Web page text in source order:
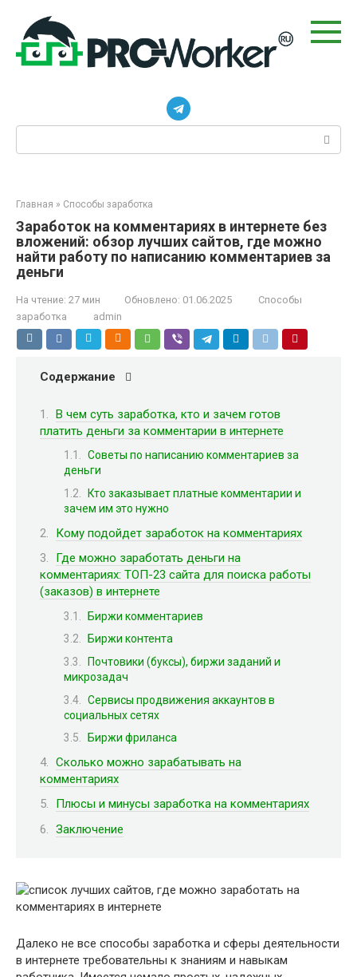
контенту
Главная » Способы заработка
Заработок на комментариях в интернете без
вложений: обзор лучших сайтов, где можно
найти работу по написанию комментариев за
деньги
На чтение: 27 мин Обновлено: 01.06.2025
Способы
заработка
admin
Содержание
В чем суть заработка, кто и зачем готов
платить деньги за комментарии в интернете
Советы по написанию комментариев за
деньги
Кто заказывает платные комментарии и
зачем им это нужно
Кому подойдет заработок на комментариях
Где можно заработать деньги на
комментариях: ТОП-23 сайта для поиска работы
(заказов) в интернете
Биржи комментариев
Биржи контента
Почтовики (буксы), биржи заданий и
микрозадач
Сервисы продвижения аккаунтов в
социальных сетях
Биржи фриланса
Сколько можно зарабатывать на
комментариях
Плюсы и минусы заработка на комментариях
Заключение
Далеко не все способы заработка и сферы деятельности
в интернете требовательны к знаниям и навыкам